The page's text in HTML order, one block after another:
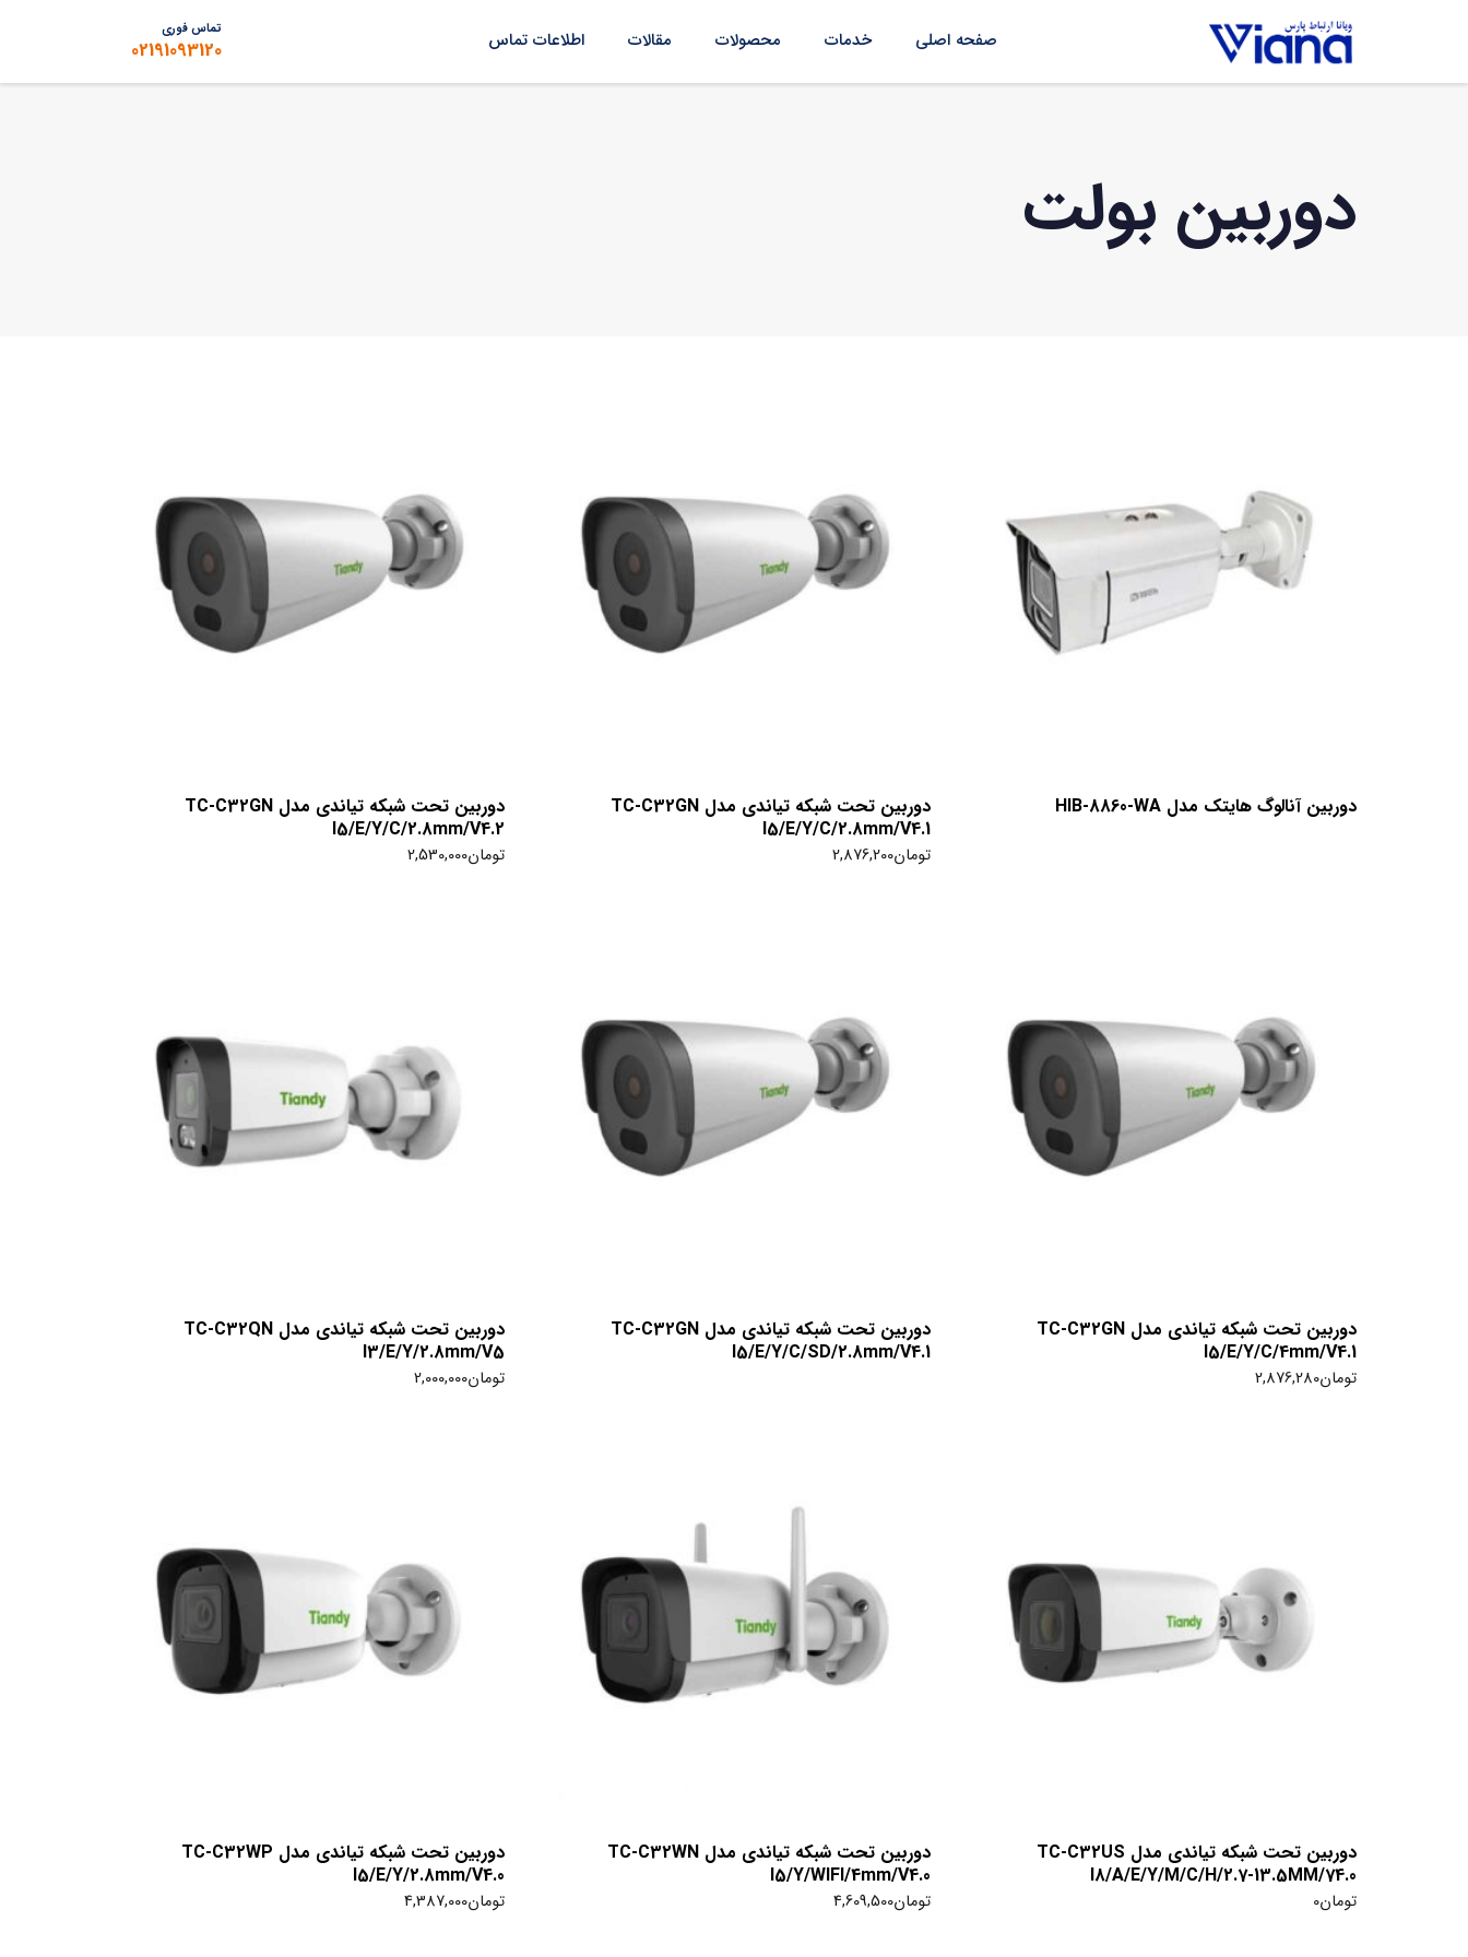
صفحه اصلی خدمات محصولات مقالات اطلاعات تماس تماس فوری
02191093120
دوربین بولت
دوربین آنالوگ هایتک مدل HIB-8860-WA
دوربین تحت شبکه تیاندی مدل TC-C32GN
I5/E/Y/C/2.8mm/V4.1
تومان2,876,200
دوربین تحت شبکه تیاندی مدل TC-C32GN
I5/E/Y/C/2.8mm/V4.2
تومان2,530,000
دوربین تحت شبکه تیاندی مدل TC-C32GN
I5/E/Y/C/4mm/V4.1
تومان2,876,280
دوربین تحت شبکه تیاندی مدل TC-C32GN
I5/E/Y/C/SD/2.8mm/V4.1
دوربین تحت شبکه تیاندی مدل TC-C32QN
I3/E/Y/2.8mm/V5
تومان2,000,000
دوربین تحت شبکه تیاندی مدل TC-C32US
I8/A/E/Y/M/C/H/2.7-13.5MM/74.0
تومان0
دوربین تحت شبکه تیاندی مدل TC-C32WN
I5/Y/WIFI/4mm/V4.0
تومان4,609,500
دوربین تحت شبکه تیاندی مدل TC-C32WP
I5/E/Y/2.8mm/V4.0
تومان4,387,000